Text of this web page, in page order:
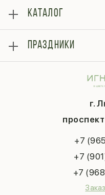
г.
+7
+7
+7
Оплата
Отзывы
Блог
Гарантии
Контакты
Публичная оферта
КАТАЛОГ
Букеты
Композиции
ПРАЗДНИКИ
Последний звонок